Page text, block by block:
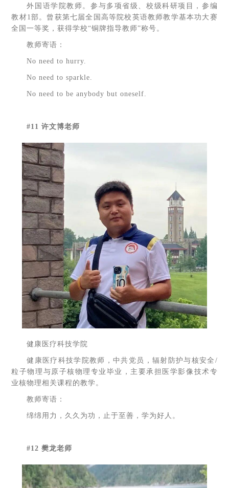
外国语学院教师。参与多项省级、校级科研项目，参编
教材1部。曾获第七届全国高等院校英语教师教学基本功大赛
全国一等奖，获得学校“铜牌指导教师”称号。
教师寄语：
No need to hurry.
No need to sparkle.
No need to be anybody but oneself.
#11 许文博老师
健康医疗科技学院
健康医疗科技学院教师，中共党员，辐射防护与核安全/
粒子物理与原子核物理专业毕业，主要承担医学影像技术专
业核物理相关课程的教学。
教师寄语：
绵绵用力，久久为功，止于至善，学为好人。
#12 樊龙老师